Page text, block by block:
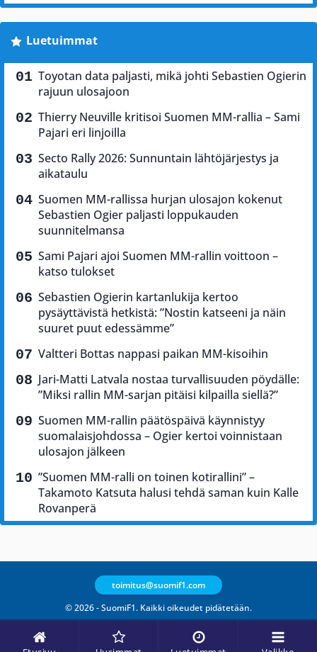
Luetuimmat
Toyotan data paljasti, mikä johti Sebastien Ogierin
rajuun ulosajoon
Thierry Neuville kritisoi Suomen MM-rallia – Sami
Pajari eri linjoilla
Secto Rally 2026: Sunnuntain lähtöjärjestys ja
aikataulu
Suomen MM-rallissa hurjan ulosajon kokenut
Sebastien Ogier paljasti loppukauden
suunnitelmansa
Sami Pajari ajoi Suomen MM-rallin voittoon –
katso tulokset
Sebastien Ogierin kartanlukija kertoo
pysäyttävistä hetkistä: ”Nostin katseeni ja näin
suuret puut edessämme”
Valtteri Bottas nappasi paikan MM-kisoihin
Jari-Matti Latvala nostaa turvallisuuden pöydälle:
”Miksi rallin MM-sarjan pitäisi kilpailla siellä?”
Suomen MM-rallin päätöspäivä käynnistyy
suomalaisjohdossa – Ogier kertoi voinnistaan
ulosajon jälkeen
”Suomen MM-ralli on toinen kotirallini” –
Takamoto Katsuta halusi tehdä saman kuin Kalle
Rovanperä
© 2026 - SuomiF1. Kaikki oikeudet pidätetään.
toimitus@suomif1.com